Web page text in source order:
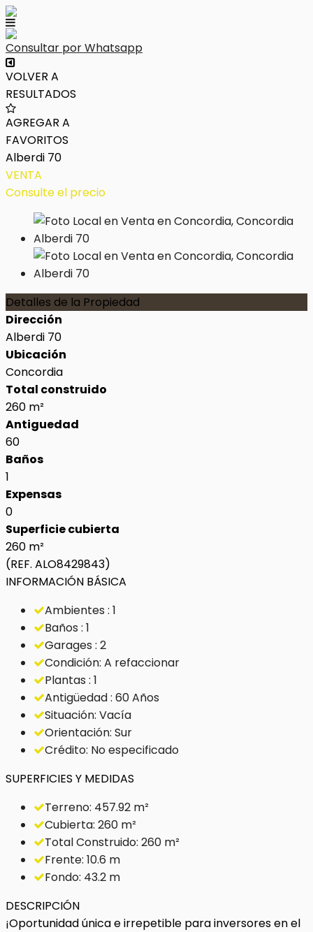
Consultar por Whatsapp
VOLVER A
RESULTADOS
AGREGAR A
FAVORITOS
Alberdi 70
VENTA
Consulte el precio
Detalles de la Propiedad
Dirección
Alberdi 70
Ubicación
Concordia
Total construido
260 m²
Antiguedad
60
Baños
1
Expensas
0
Superficie cubierta
260 m²
(REF. ALO8429843)
INFORMACIÓN BÁSICA
Ambientes : 1
Baños : 1
Garages : 2
Condición: A refaccionar
Plantas : 1
Antigüedad : 60 Años
Situación: Vacía
Orientación: Sur
Crédito: No especificado
SUPERFICIES Y MEDIDAS
Terreno: 457.92 m²
Cubierta: 260 m²
Total Construido: 260 m²
Frente: 10.6 m
Fondo: 43.2 m
DESCRIPCIÓN
¡Oportunidad única e irrepetible para inversores en el